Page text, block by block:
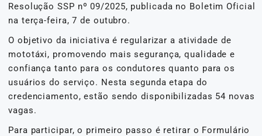
Resolução SSP nº 09/2025, publicada no Boletim Oficial
na terça-feira, 7 de outubro.
O objetivo da iniciativa é regularizar a atividade de
mototáxi, promovendo mais segurança, qualidade e
confiança tanto para os condutores quanto para os
usuários do serviço. Nesta segunda etapa do
credenciamento, estão sendo disponibilizadas 54 novas
vagas.
Para participar, o primeiro passo é retirar o Formulário